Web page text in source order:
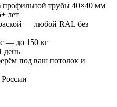
профильной трубы 40×40 мм
лет
— любой RAL без
— до 150 кг
день
под ваш потолок и